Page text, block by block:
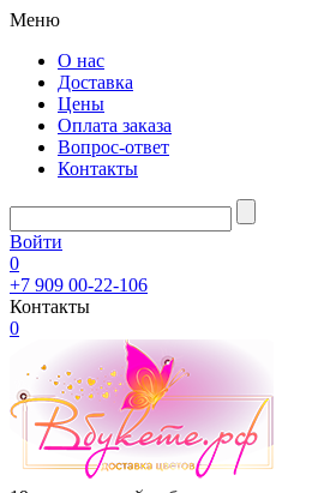
Меню
О нас
Доставка
Цены
Оплата заказа
Вопрос-ответ
Контакты
Войти
0
+7 909 00-22-106
Контакты
0